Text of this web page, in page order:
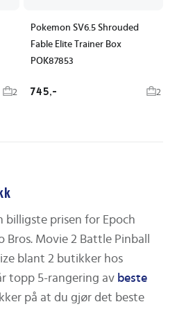
2
Pokemon SV6.5 Shrouded
Fable Elite Trainer Box
POK87853
745,- 2
billigste prisen for Epoch
Bros. Movie 2 Battle Pinball
blant 2 butikker hos
topp 5-rangering av beste
på at du gjør det beste